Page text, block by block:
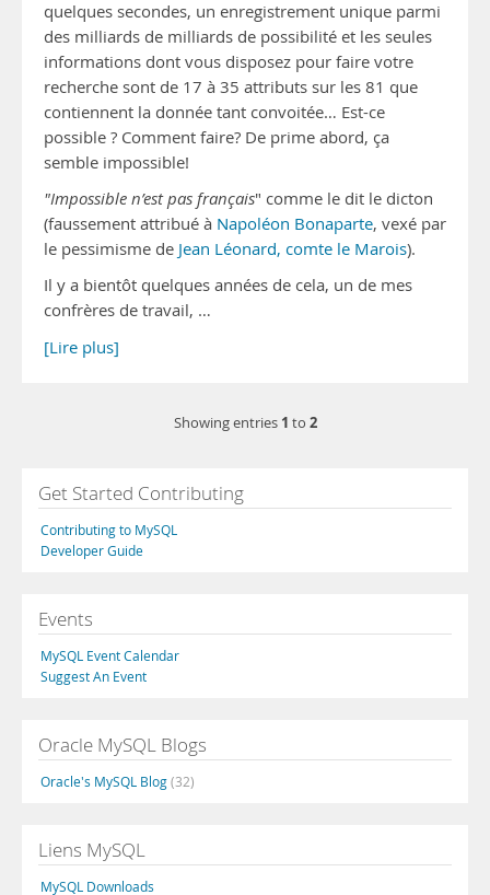
quelques secondes, un enregistrement unique parmi
des milliards de milliards de possibilité et les seules
informations dont vous disposez pour faire votre
recherche sont de 17 à 35 attributs sur les 81 que
contiennent la donnée tant convoitée… Est-ce
possible ? Comment faire? De prime abord, ça
semble impossible!
"Impossible n’est pas français" comme le dit le dicton
(faussement attribué à Napoléon Bonaparte, vexé par
le pessimisme de Jean Léonard, comte le Marois).
Il y a bientôt quelques années de cela, un de mes
confrères de travail, …
[Lire plus]
Showing entries 1 to 2
Get Started Contributing
Contributing to MySQL
Developer Guide
Events
MySQL Event Calendar
Suggest An Event
Oracle MySQL Blogs
Oracle's MySQL Blog(32)
Liens MySQL
MySQL Downloads